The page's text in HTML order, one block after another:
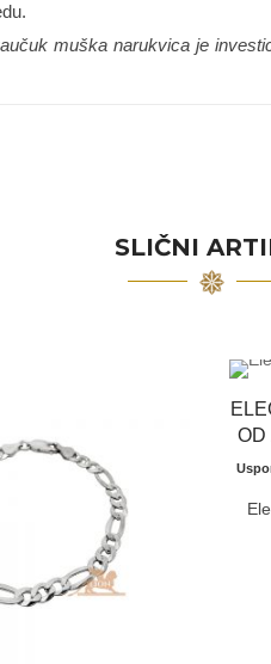
muška narukvica je
SLIČNI
OD